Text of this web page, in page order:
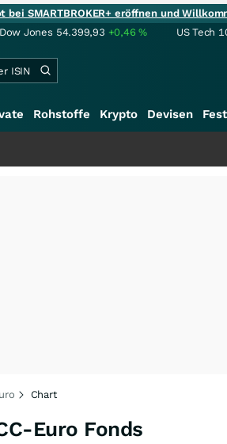
bei SMARTBROKER+ eröffnen und
Dow Jones 54.399,93 +0,46% US Tech
Rohstoffe Krypto Devisen
Chart
Euro Fonds